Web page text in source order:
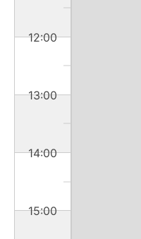
12:00
13:00
14:00
15:00